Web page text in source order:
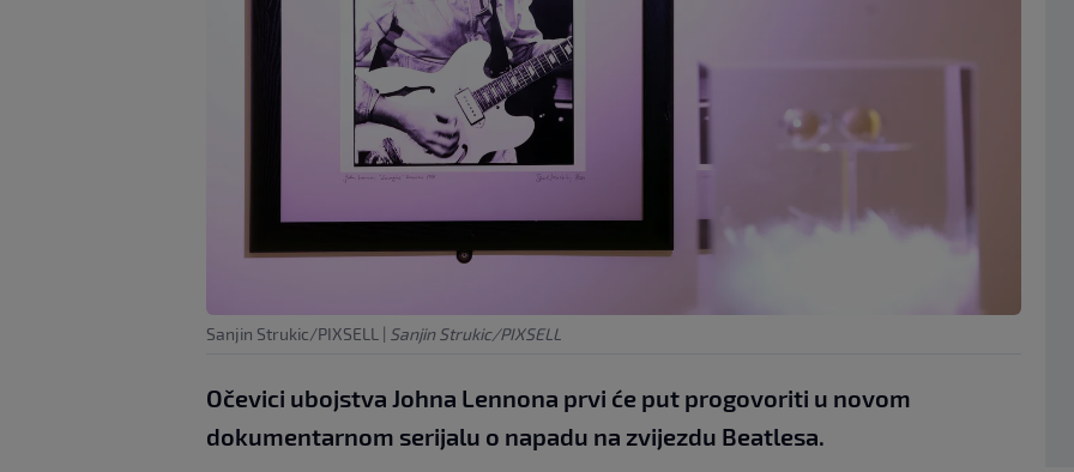
Sanjin Strukic/PIXSELL | Sanjin Strukic/PIXSELL
Očevici ubojstva Johna Lennona prvi će put progovoriti u novom
dokumentarnom serijalu o napadu na zvijezdu Beatlesa.